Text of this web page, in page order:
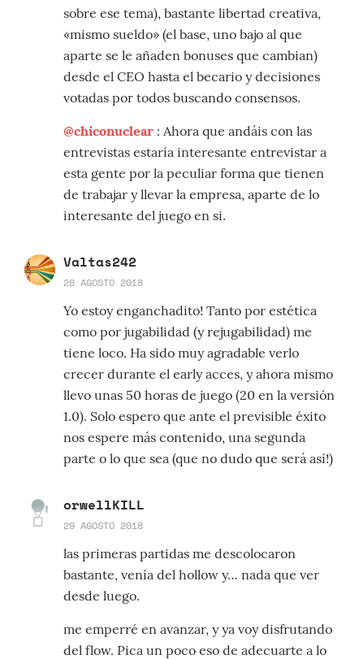
sobre ese tema), bastante libertad creativa,
«mismo sueldo» (el base, uno bajo al que
aparte se le añaden bonuses que cambian)
desde el CEO hasta el becario y decisiones
votadas por todos buscando consensos.
@chiconuclear : Ahora que andáis con las
entrevistas estaría interesante entrevistar a
esta gente por la peculiar forma que tienen
de trabajar y llevar la empresa, aparte de lo
interesante del juego en si.
Valtas242
28 AGOSTO 2018
Yo estoy enganchadito! Tanto por estética
como por jugabilidad (y rejugabilidad) me
tiene loco. Ha sido muy agradable verlo
crecer durante el early acces, y ahora mismo
llevo unas 50 horas de juego (20 en la versión
1.0). Solo espero que ante el previsible éxito
nos espere más contenido, una segunda
parte o lo que sea (que no dudo que será así!)
orwellKILL
29 AGOSTO 2018
las primeras partidas me descolocaron
bastante, venía del hollow y… nada que ver
desde luego.
me emperré en avanzar, y ya voy disfrutando
del flow. Pica un poco eso de adecuarte a lo